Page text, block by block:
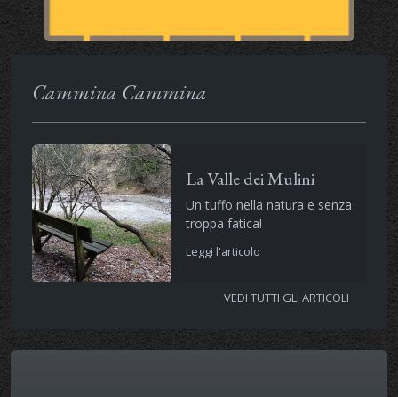
Cammina Cammina
La Valle dei Mulini
Un tuffo nella natura e senza
troppa fatica!
Leggi l'articolo
VEDI TUTTI GLI ARTICOLI